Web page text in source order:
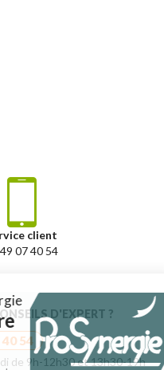
client
07 40 54
D'EXPERT ?
54
de 9h-12h30 et 13h30-19h